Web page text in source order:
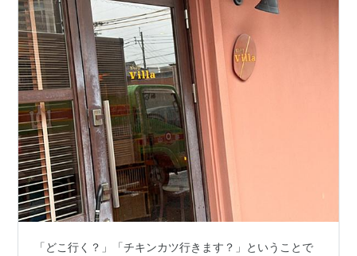
「どこ行く？」「チキンカツ行きます？」ということで